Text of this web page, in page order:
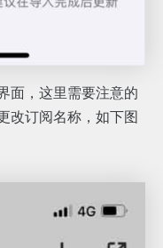
面，这里需要注意的
改订阅名称，如下图